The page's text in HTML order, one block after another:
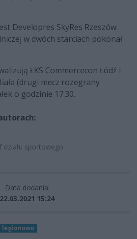
Developres SkyRes Rzeszów.
w dwóch starciach pokonał
ŁKS Commercecon Łódź i
(drugi mecz rozegrany
o godzinie 17.30.
działu sportowego
Data dodania:
22.03.2021 15:24
legionowo